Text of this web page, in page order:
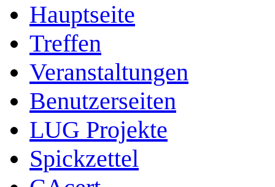
Hauptseite
Treffen
Veranstaltungen
Benutzerseiten
LUG Projekte
Spickzettel